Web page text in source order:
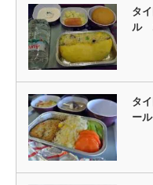
タ
ル
タ
ー